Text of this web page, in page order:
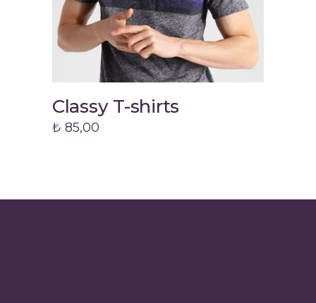
Add to cart
Classy T-shirts
₺ 85,00